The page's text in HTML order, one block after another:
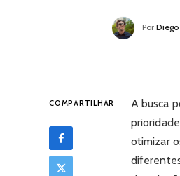
Por
COMPARTILHAR
A busca
otimizar